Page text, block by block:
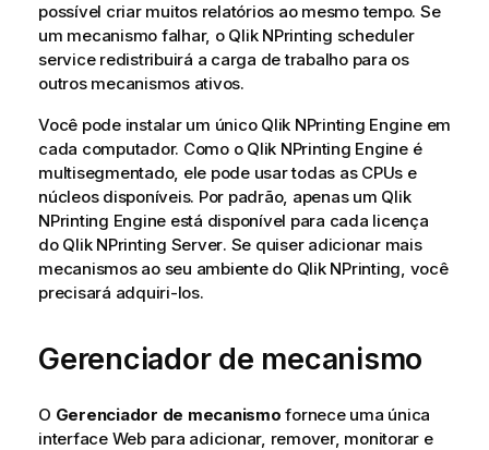
possível criar muitos relatórios ao mesmo tempo. Se
um mecanismo falhar, o Qlik NPrinting scheduler
serviceredistribuirá a carga de trabalho para os
outros mecanismos ativos.
Você pode instalar um único Qlik NPrinting Engineem
cada computador. Como o Qlik NPrinting Engineé
multisegmentado, ele pode usar todas as CPUs e
núcleos disponíveis. Por padrão, apenas um Qlik
NPrinting Engine está disponível para cada licença
do Qlik NPrinting Server. Se quiser adicionar mais
mecanismos ao seu ambiente do Qlik NPrinting, você
precisará adquiri-los.
Gerenciador de mecanismo
O Gerenciador de mecanismo fornece uma única
interface Web para adicionar, remover, monitorar e